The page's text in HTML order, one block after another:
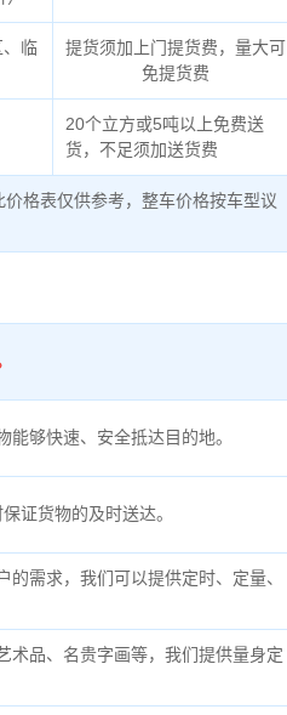
、临
提货须加上门提货费，量大可
免提货费
20个立方或5吨以上免费送
货，不足须加送货费
格表仅供参考，整车价格按车型议
够快速、安全抵达目的地。
证货物的及时送达。
需求，我们可以提供定时、定量、
术品、名贵字画等，我们提供量身定